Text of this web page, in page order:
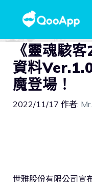
《靈魂駭
資料
魔登場！
2022/11/17 作者:
世雅股份有限公司宣